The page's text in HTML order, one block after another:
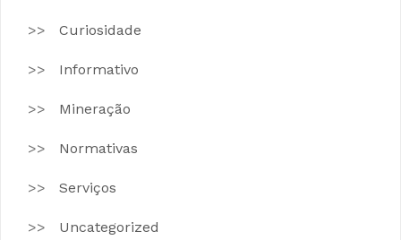
Curiosidade
Informativo
Mineração
Normativas
Serviços
Uncategorized